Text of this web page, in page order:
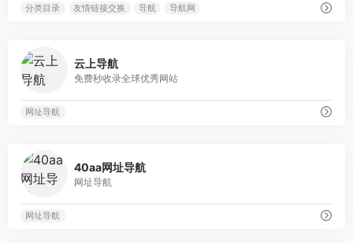
分类目录 友情链接交换 导航 导航网
云上导航
免费秒收录全球优秀网站
网址导航
40aa网址导航
网址导航
网址导航